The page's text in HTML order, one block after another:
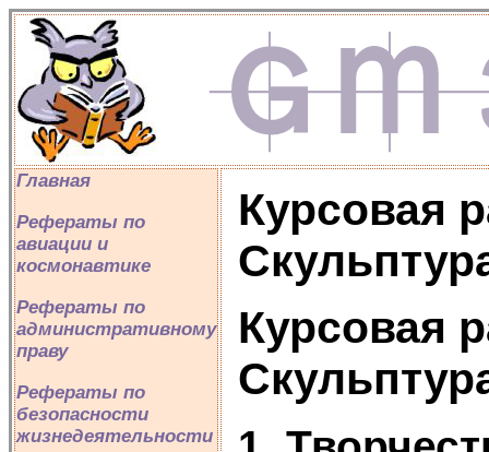
Главная
Рефераты по
авиации и
космонавтике
Рефераты по
административному
праву
Рефераты по
безопасности
жизнедеятельности
Курсовая
Курсовая